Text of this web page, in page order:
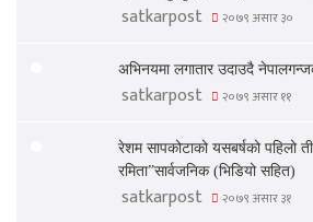
satkarpost २०७९ असार ३०
अभिनयमा लगातार उदाउदै
satkarpost २०७९ असार ११
रेशम सापकोटाको यसबर्षको पहिलो
रमिता”सार्वजनिक (भिडियो सहित)
satkarpost २०७९ असार ३१